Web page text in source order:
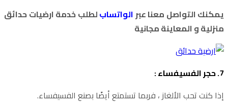
يمكنك التواصل معنا عبر الواتسابلطلب خدمة ارضيات حدائق
منزلية و المعاينة مجانية
7. حجر الفسيفساء :
إذا كنت تحب الألغاز ، فربما تستمتع أيضًا بصنع الفسيفساء.